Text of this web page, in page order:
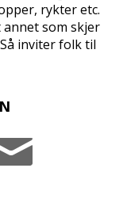
rykter etc.
som skjer
inviter folk til